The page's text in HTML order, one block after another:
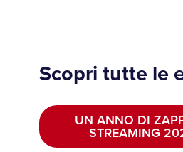
Scopri tutte le
UN ANNO DI
STREAMING